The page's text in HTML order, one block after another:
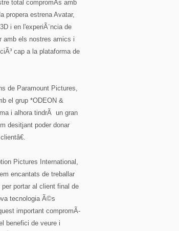
total compromÃ­s amb
propera estrena Avatar,
i en l'experiÃ¨ncia de
amb els nostres amics i
cap a la plataforma de
de Paramount Pictures,
el grup *ODEON &
i alhora tindrÃ un gran
desitjant poder donar
Pictures International,
encantats de treballar
portar al client final de
tecnologia Ã©s
important compromÃ­
benefici de veure i